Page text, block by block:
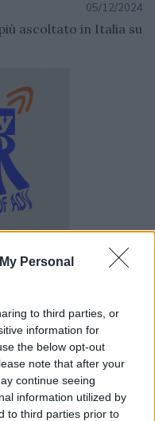
Personal
to third parties, or
information for
the below opt-out
note that after your
continue seeing
information utilized by
to third parties prior to
05/12/2024
ascoltato in Italia su